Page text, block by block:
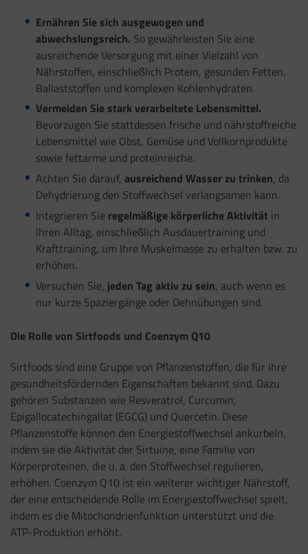
Ernähren Sie sich ausgewogen und
abwechslungsreich. So gewährleisten Sie eine
ausreichende Versorgung mit einer Vielzahl von
Nährstoffen, einschließlich Protein, gesunden Fetten,
Ballaststoffen und komplexen Kohlenhydraten.
Vermeiden Sie stark verarbeitete Lebensmittel.
Bevorzugen Sie stattdessen frische und nährstoffreiche
Lebensmittel wie Obst, Gemüse und Vollkornprodukte
sowie fettarme und proteinreiche.
Achten Sie darauf, ausreichend Wasser zu trinken, da
Dehydrierung den Stoffwechsel verlangsamen kann.
Integrieren Sie regelmäßige körperliche Aktivitätin
Ihren Alltag, einschließlich Ausdauertraining und
Krafttraining, um Ihre Muskelmasse zu erhalten bzw. zu
erhöhen.
Versuchen Sie, jeden Tag aktiv zu sein, auch wenn es
nur kurze Spaziergänge oder Dehnübungen sind.
Die Rolle von Sirtfoods und Coenzym Q10
Sirtfoods sind eine Gruppe von Pflanzenstoffen, die für ihre
gesundheitsfördernden Eigenschaften bekannt sind. Dazu
gehören Substanzen wie Resveratrol, Curcumin,
Epigallocatechingallat (EGCG) und Quercetin. Diese
Pflanzenstoffe können den Energiestoffwechsel ankurbeln,
indem sie die Aktivität der Sirtuine, eine Familie von
Körperproteinen, die u. a. den Stoffwechsel regulieren,
erhöhen. Coenzym Q10 ist ein weiterer wichtiger Nährstoff,
der eine entscheidende Rolle im Energiestoffwechsel spielt,
indem es die Mitochondrienfunktion unterstützt und die
ATP-Produktion erhöht.